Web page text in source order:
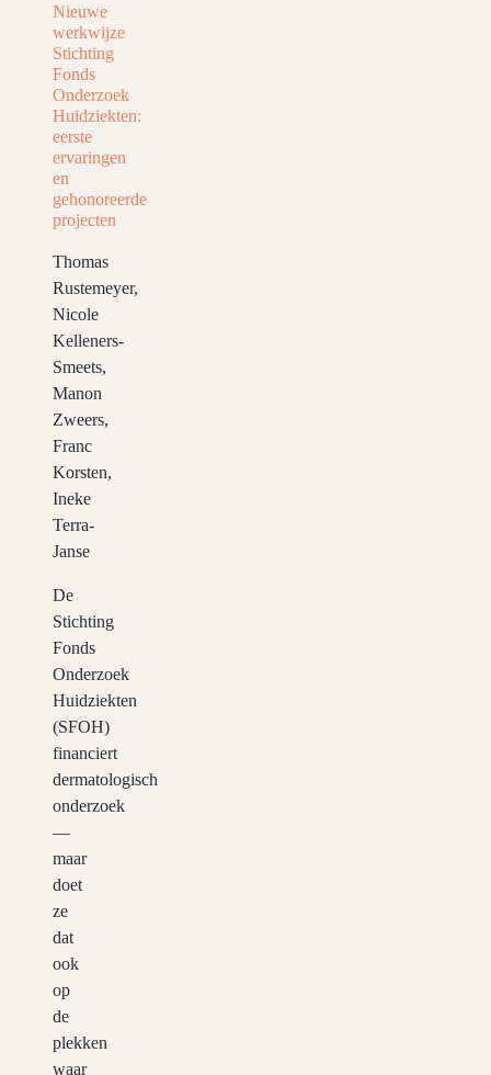
Nieuwe
werkwijze
Stichting
Fonds
Onderzoek
Huidziekten:
eerste
ervaringen
en
gehonoreerde
projecten
Thomas
Rustemeyer,
Nicole
Kelleners-
Smeets,
Manon
Zweers,
Franc
Korsten,
Ineke
Terra-
Janse
De
Stichting
Fonds
Onderzoek
Huidziekten
(SFOH)
financiert
dermatologisch
onderzoek
—
maar
doet
ze
dat
ook
op
de
plekken
waar